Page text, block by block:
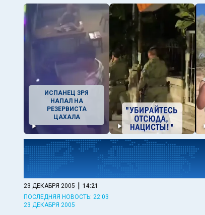
ИСПАНЕЦ ЗРЯ
НАПАЛ НА
РЕЗЕРВИСТА
ЦАХАЛА
23 ДЕКАБРЯ 2005 | 14:21
ПОСЛЕДНЯЯ НОВОСТЬ: 22:03
23 ДЕКАБРЯ 2005